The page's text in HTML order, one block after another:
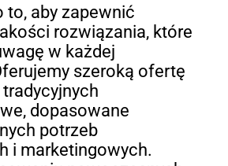
to, aby zapewnić
rozwiązania, które
w każdej
szeroką ofertę
dopasowane
potrzeb
i marketingowych.